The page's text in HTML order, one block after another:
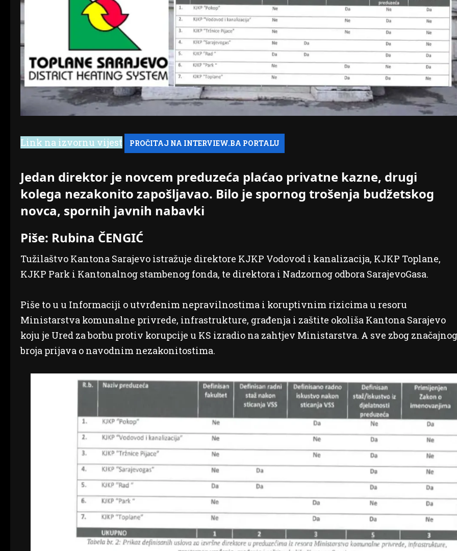
Link na izvornu vijest
Jedan direktor je novcem preduzeća plaćao privatne kazne, drugi
kolega nezakonito zapošljavao. Bilo je spornog trošenja budžetskog
novca, spornih javnih nabavki
Piše: Rubina ČENGIĆ
Tužilaštvo Kantona Sarajevo istražuje direktore KJKP Vodovod i kanalizacija, KJKP Toplane,
KJKP Park i Kantonalnog stambenog fonda, te direktora i Nadzornog odbora SarajevoGasa.
Piše to u u Informaciji o utvrđenim nepravilnostima i koruptivnim rizicima u resoru
Ministarstva komunalne privrede, infrastrukture, građenja i zaštite okoliša Kantona Sarajevo
koju je Ured za borbu protiv korupcije u KS izradio na zahtjev Ministarstva. A sve zbog značajnog
broja prijava o navodnim nezakonitostima.